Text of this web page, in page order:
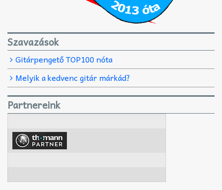
Szavazások
Gitárpengető TOP100 nóta
Melyik a kedvenc gitár márkád?
Partnereink